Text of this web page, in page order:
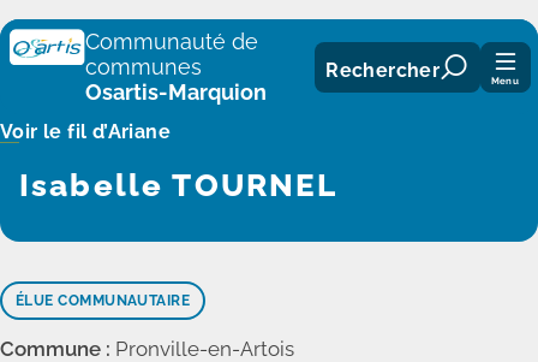
Panneau de gestion des cookies
Communauté de
communes
Osartis-Marquion
Rechercher Menu
Voir le fil d’Ariane
Isabelle TOURNEL
ÉLUE COMMUNAUTAIRE
Commune : Pronville-en-Artois